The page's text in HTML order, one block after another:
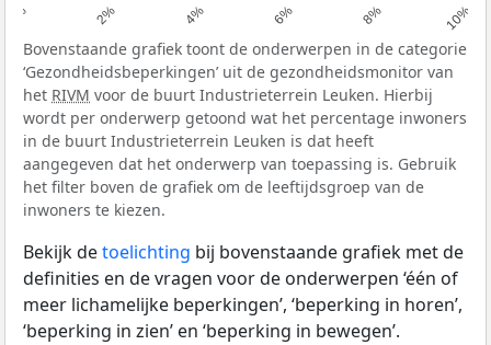
0% 2% 4% 6% 8% 10%
Bovenstaande grafiek toont de onderwerpen in de categorie
‘Gezondheidsbeperkingen’ uit de gezondheidsmonitor van
het RIVM voor de buurt Industrieterrein Leuken. Hierbij
wordt per onderwerp getoond wat het percentage inwoners
in de buurt Industrieterrein Leuken is dat heeft
aangegeven dat het onderwerp van toepassing is. Gebruik
het filter boven de grafiek om de leeftijdsgroep van de
inwoners te kiezen.
Bekijk detoelichting bij bovenstaande grafiek met de
definities en de vragen voor de onderwerpen ‘één of
meer lichamelijke beperkingen’, ‘beperking in horen’,
‘beperking in zien’ en ‘beperking in bewegen’.